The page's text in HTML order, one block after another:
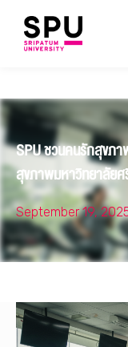
SPU ชวนคนรักสุขภ
สุขภาพมหาวิทยาลัย
September 19,